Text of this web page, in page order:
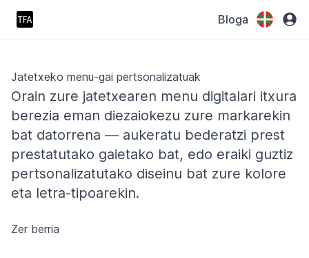
Bloga
Jatetxeko menu-gai pertsonalizatuak
Orain zure jatetxearen menu digitalari itxura
berezia eman diezaiokezu zure markarekin
bat datorrena — aukeratu bederatzi prest
prestatutako gaietako bat, edo eraiki guztiz
pertsonalizatutako diseinu bat zure kolore
eta letra-tipoarekin.
Zer berria